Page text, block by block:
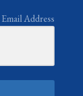
Email Address